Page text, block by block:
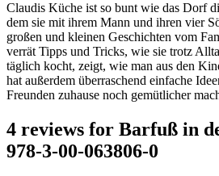
Claudis Küche ist so bunt wie das Dorf
dem sie mit ihrem Mann und ihren vier
großen und kleinen Geschichten vom
verrät Tipps und Tricks, wie sie trotz
täglich kocht, zeigt, wie man aus den
hat außerdem überraschend einfache
Freunden zuhause noch gemütlicher
4 reviews for Barfuß in
978-3-00-063806-0